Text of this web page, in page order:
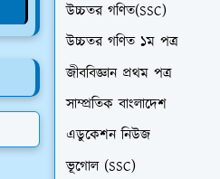
উচ্চতর গণিত(SSC)
উচ্চতর গণিত ১ম পত্র
জীববিজ্ঞান প্রথম পত্র
সাম্প্রতিক বাংলাদেশ
এডুকেশন নিউজ
ভূগোল (SSC)